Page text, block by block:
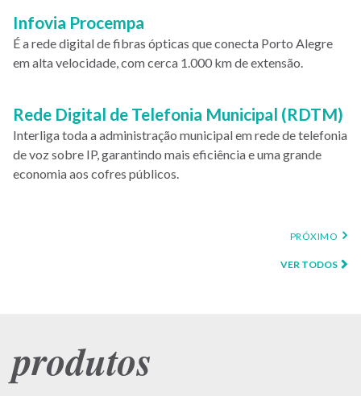
Infovia Procempa
É a rede digital de fibras ópticas que conecta Porto Alegre
em alta velocidade, com cerca 1.000 km de extensão.
Rede Digital de Telefonia Municipal (RDTM)
Interliga toda a administração municipal em rede de telefonia
de voz sobre IP, garantindo mais eficiência e uma grande
economia aos cofres públicos.
PRÓXIMA
PRÓXIMO
VER TODOS
produtos